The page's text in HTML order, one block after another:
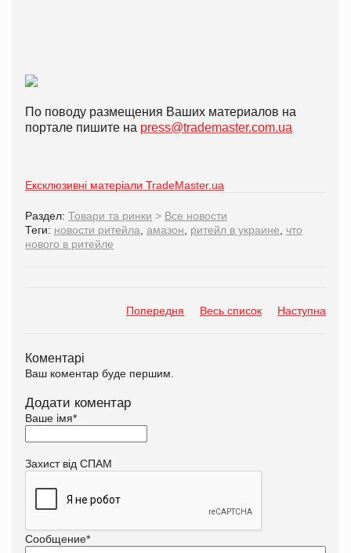
По поводу размещения Ваших материалов на
портале пишите на press@trademaster.com.ua
Ексклюзивні матеріали TradeMaster.ua
Раздел: Товари та ринки > Все новости
Теги: новости ритейла амазон ритейл в украине
что
нового в ритейле
Попередня Весь список Наступна
Коментарі
Ваш коментар буде першим.
Додати коментар
Ваше імя*
Захист від СПАМ
Сообщение*